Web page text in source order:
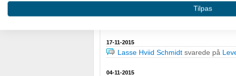
Lasse Hviid Schmidtskrev en
svarede på
17-11-2015
Lasse Hviid Schmidt svarede på
04-11-2015
Bruge profiler til at vælge tilpasset annoncering
Bruge profiler til at vælge tilpasset indhold
Tilpas